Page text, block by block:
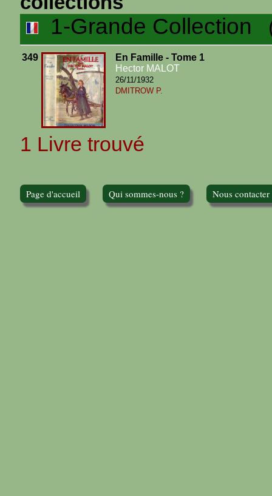
1-Grande Collection
349
En Famille - Tome 1
Hector MALOT
26/11/1932
DMITROW P.
1 Livre trouvé
Page d'accueil Qui sommes-nous ? Nous contacter